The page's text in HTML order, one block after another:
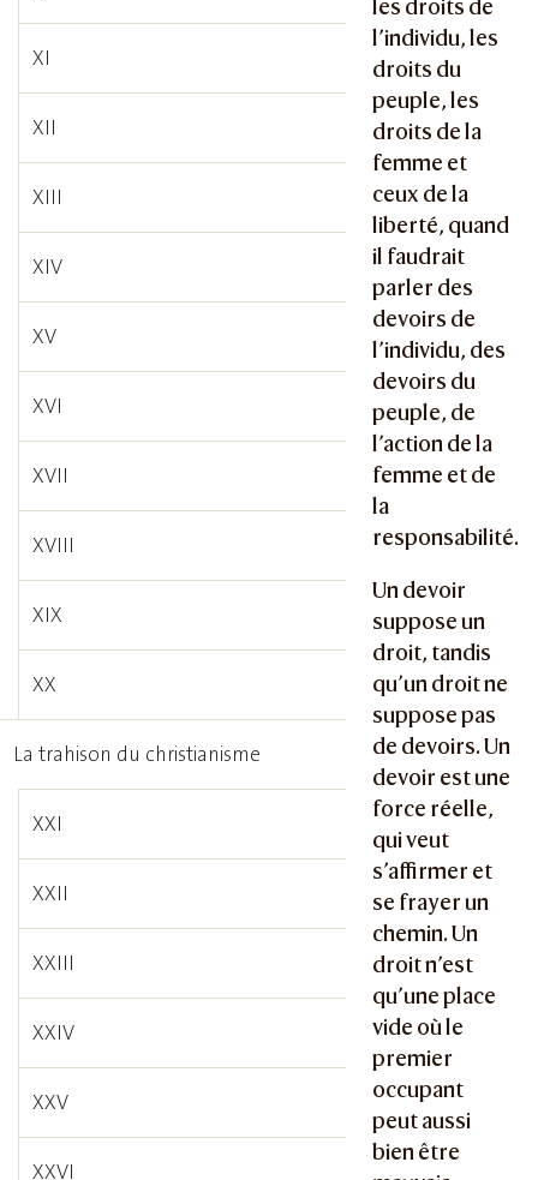
les droits de
l’individu, les
droits du
peuple, les
droits de la
femme et
ceux de la
liberté, quand
il faudrait
parler des
devoirs de
l’individu, des
devoirs du
peuple, de
l’action de la
femme et de
la
responsabilité.
Un devoir
suppose un
droit, tandis
qu’un droit ne
suppose pas
de devoirs. Un
devoir est une
force réelle,
qui veut
s’affirmer et
se frayer un
chemin. Un
droit n’est
qu’une place
vide où le
premier
occupant
peut aussi
bien être
XI
XII
XIII
XIV
XV
XVI
XVII
XVIII
XIX
XX
La trahison du christianisme
XXI
XXII
XXIII
XXIV
XXV
XXVI